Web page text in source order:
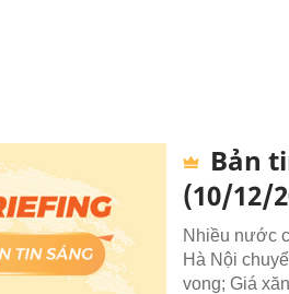
Bản
(10/12/
Nhiều nước
Hà Nội
vong; Giá